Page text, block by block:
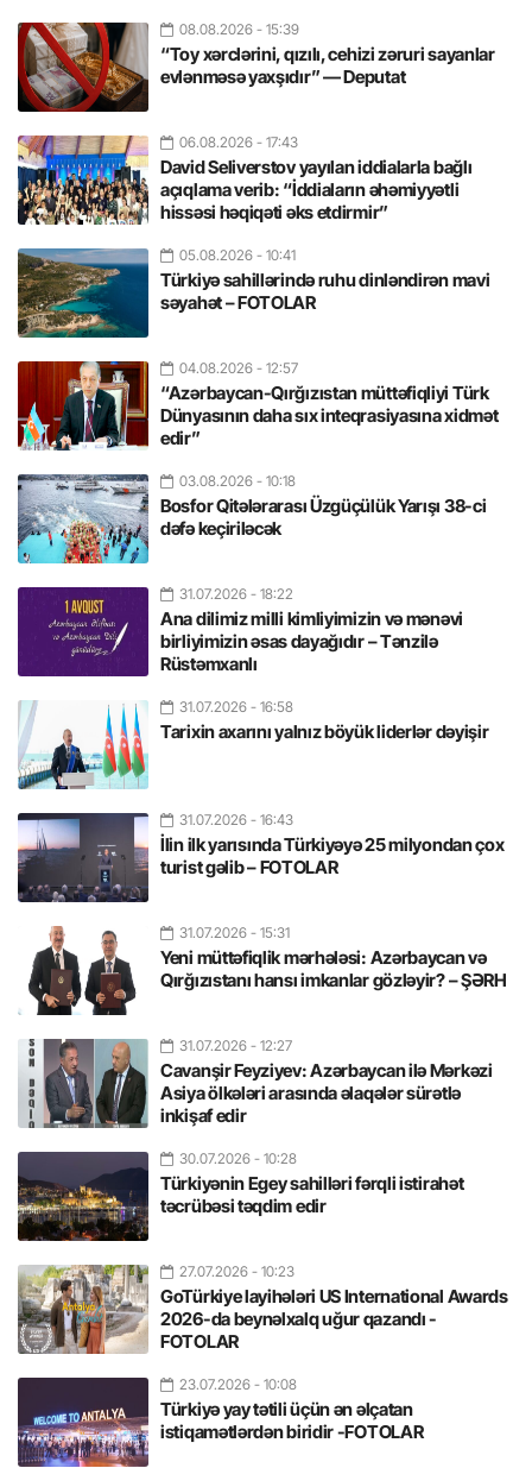
08.08.2026 - 15:39
“Toy xərclərini, qızılı, cehizi zəruri sayanlar
evlənməsə yaxşıdır” — Deputat
06.08.2026 - 17:43
David Seliverstov yayılan iddialarla bağlı
açıqlama verib: “İddiaların əhəmiyyətli
hissəsi həqiqəti əks etdirmir”
05.08.2026 - 10:41
Türkiyə sahillərində ruhu dinləndirən mavi
səyahət – FOTOLAR
04.08.2026 - 12:57
“Azərbaycan-Qırğızıstan müttəfiqliyi Türk
Dünyasının daha sıx inteqrasiyasına xidmət
edir”
03.08.2026 - 10:18
Bosfor Qitələrarası Üzgüçülük Yarışı 38-ci
dəfə keçiriləcək
31.07.2026 - 18:22
Ana dilimiz milli kimliyimizin və mənəvi
birliyimizin əsas dayağıdır – Tənzilə
Rüstəmxanlı
31.07.2026 - 16:58
Tarixin axarını yalnız böyük liderlər dəyişir
31.07.2026 - 16:43
İlin ilk yarısında Türkiyəyə 25 milyondan çox
turist gəlib – FOTOLAR
31.07.2026 - 15:31
Yeni müttəfiqlik mərhələsi: Azərbaycan və
Qırğızıstanı hansı imkanlar gözləyir? – ŞƏRH
31.07.2026 - 12:27
Cavanşir Feyziyev: Azərbaycan ilə Mərkəzi
Asiya ölkələri arasında əlaqələr sürətlə
inkişaf edir
30.07.2026 - 10:28
Türkiyənin Egey sahilləri fərqli istirahət
təcrübəsi təqdim edir
27.07.2026 - 10:23
GoTürkiye layihələri US International Awards
2026-da beynəlxalq uğur qazandı -
FOTOLAR
23.07.2026 - 10:08
Türkiyə yay tətili üçün ən əlçatan
istiqamətlərdən biridir -FOTOLAR